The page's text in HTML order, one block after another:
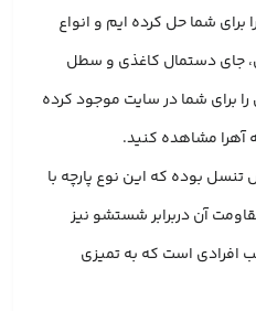
شما حل کرده ایم و انواع
جای دستمال کاغذی و سطل
را برای شما در سایت موجود کرده
آهرا مشاهده کنید.
تنسل بوده که این نوع پارچه با
آن دربرابر شستشو نیز
افرادی است که به تمیزی